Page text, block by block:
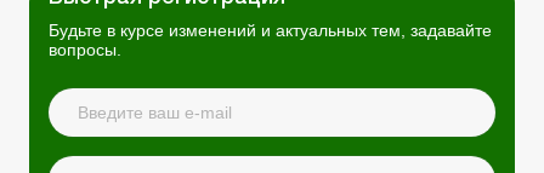
Будьте в курсе изменений и актуальных тем, задавайте
вопросы.